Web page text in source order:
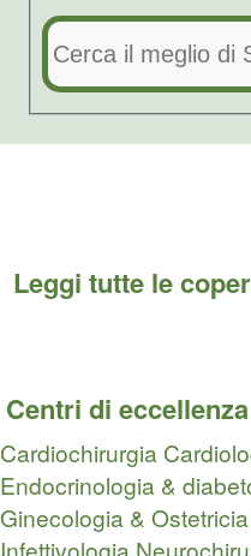
Leggi tutte le
Centri di eccellenza
Cardiochirurgia
Endocrinologia &
Ginecologia & Ostetricia